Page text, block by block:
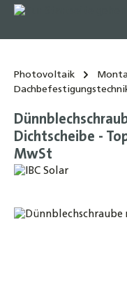
springen
Photovoltaik
Dichtscheibe -
MwSt
Bildergalerie